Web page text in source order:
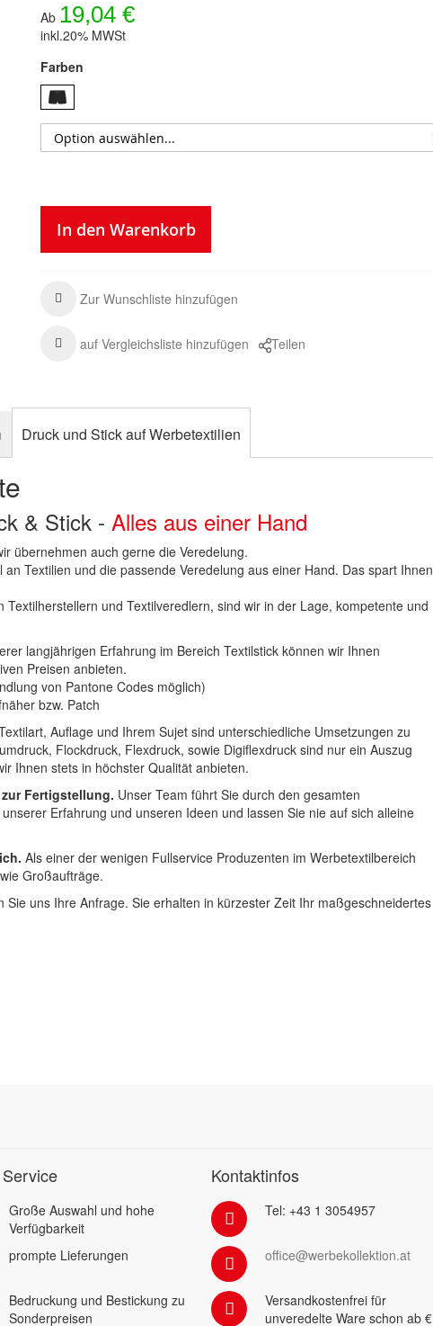
Ab 19,04 €
inkl.20% MWSt
Farben
In den Warenkorb
Zur Wunschliste hinzufügen
auf Vergleichsliste hinzufügen Teilen
Druck und Stick auf Werbetextilien
& Stick -Alles aus einer Hand
übernehmen auch gerne die Veredelung.
Textilien und die passende Veredelung aus einer Hand. Das spart Ihnen
und Textilveredlern, sind wir in der Lage, kompetente und
langjährigen Erfahrung im Bereich Textilstick können wir Ihnen
Preisen anbieten.
von Pantone Codes möglich)
bzw. Patch
Auflage und Ihrem Sujet sind unterschiedliche Umsetzungen zu
Flockdruck, Flexdruck, sowie Digiflexdruck sind nur ein Auszug
Ihnen stets in höchster Qualität anbieten.
Fertigstellung. Unser Team führt Sie durch den gesamten
Erfahrung und unseren Ideen und lassen Sie nie auf sich alleine
Als einer der wenigen Fullservice Produzenten im Werbetextilbereich
Großaufträge.
uns Ihre Anfrage. Sie erhalten in kürzester Zeit Ihr maßgeschneidertes
Große Auswahl und hohe
Verfügbarkeit
prompte Lieferungen
Bedruckung und Bestickung zu
Sonderpreisen
Kontaktinfos
Tel: +43 1 3054957
office@werbekollektion.at
Versandkostenfrei für
unveredelte Ware schon ab €